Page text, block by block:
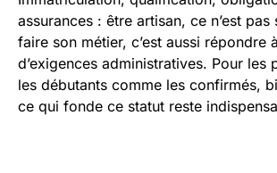
assurances : être artisan, ce n’est pas
faire son métier, c’est aussi répondre
d’exigences administratives. Pour les
les débutants comme les confirmés,
ce qui fonde ce statut reste